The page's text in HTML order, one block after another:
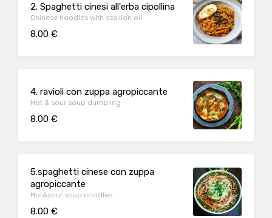
2. Spaghetti cinesi all'erba cipollina
Chinese noodles with scallion oil
8.00 €
4. ravioli con zuppa agropiccante
Hot & sour soup dumpling
8.00 €
5.spaghetti cinese con zuppa
agropiccante
Hot&sour soup noodles
8.00 €